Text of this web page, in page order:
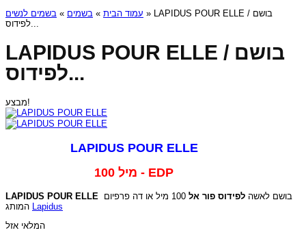
עמוד הבית » בשמים » בשמים לנשים
» LAPIDUS POUR ELLE / בושם
לפידוס...
LAPIDUS POUR ELLE / בושם
לפידוס...
מבצע!
LAPIDUS POUR ELLE
100 מיל - EDP
LAPIDUS POUR ELLE בושם לאשה לפידוס פור אל
100 מיל או דה פרפיום
Lapidus
המלאי אזל